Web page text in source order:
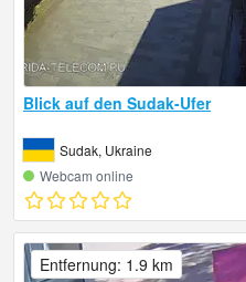
Blick auf den Sudak-Ufer
Sudak, Ukraine
Webcam online
Entfernung: 1.9 km